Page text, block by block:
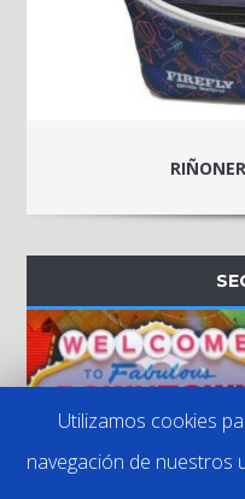
Utilizamos cookies
navegación de nuestros